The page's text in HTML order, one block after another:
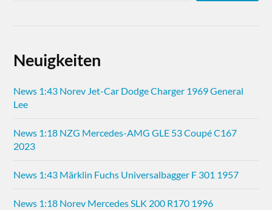
Neuigkeiten
News 1:43 Norev Jet-Car Dodge Charger 1969 General
Lee
News 1:18 NZG Mercedes-AMG GLE 53 Coupé C167
2023
News 1:43 Märklin Fuchs Universalbagger F 301 1957
News 1:18 Norev Mercedes SLK 200 R170 1996